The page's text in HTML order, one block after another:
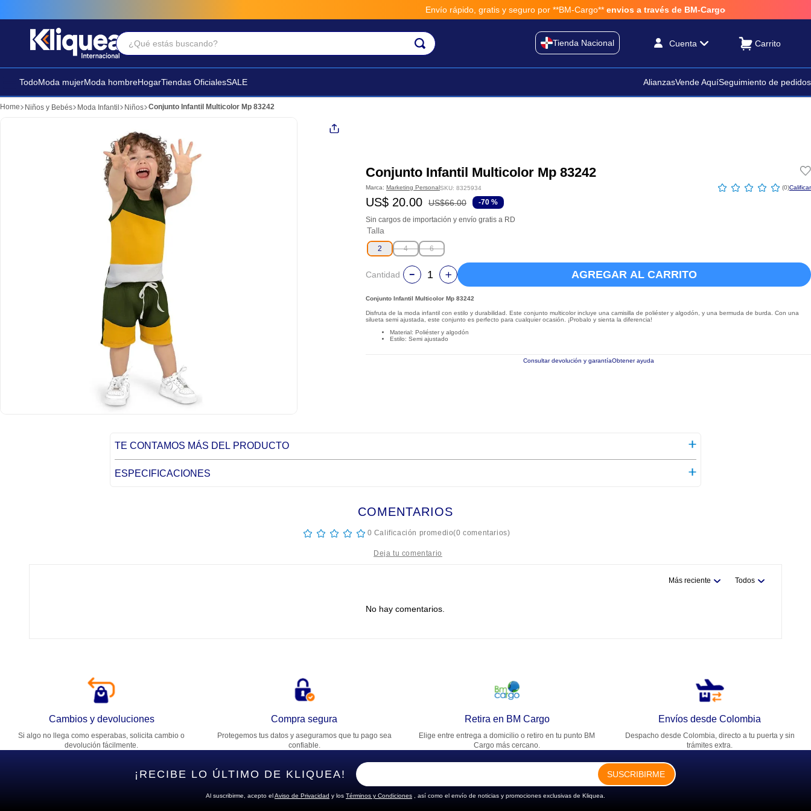
Envío rápido, gratis y seguro por **BM-Cargo** envios a través de BM-Cargo
¿Qué estás buscando?
Tienda Nacional Cuenta
TodoModa mujerModa hombreHogarTiendas OficialesSALE AlianzasVende AquíSeguimiento de pedidos
Niños y Bebés Moda Infantil Niños Conjunto Infantil Multicolor Mp 83242
Conjunto Infantil Multicolor Mp 83242
Marca: Marketing PersonalSKU: 8325934 ☆ ☆ ☆ ☆ ☆ (0)
US$ 20.00 US$66.00 -70 %
Sin cargos de importación y envío gratis a RD
Talla
2 4 6
Cantidad AGREGAR AL CARRITO
Conjunto Infantil Multicolor Mp 83242
Disfruta de la moda infantil con estilo y durabilidad. Este conjunto multicolor incluye una camisilla de poliéster y algodón, y una bermuda de burda. Con una
silueta semi ajustada, este conjunto es perfecto para cualquier ocasión. ¡Probalo y sienta la diferencia!
Material: Poliéster y algodón
Estilo: Semi ajustado
Consultar devolución y garantíaObtener ayuda
TE CONTAMOS MÁS DEL PRODUCTO
ESPECIFICACIONES
COMENTARIOS
☆ ☆ ☆ ☆ ☆ 0 Calificación promedio(0 comentarios)
Dirección de email
Escribe un comentario
Más reciente Todos
No hay comentarios.
Cambios y devoluciones
Si algo no llega como esperabas, solicita cambio o
devolución fácilmente.
Compra segura
Protegemos tus datos y aseguramos que tu pago sea
confiable.
Retira en BM Cargo
Elige entre entrega a domicilio o retiro en tu punto BM
Cargo más cercano.
Envíos desde Colombia
Despacho desde Colombia, directo a tu puerta y sin
trámites extra.
¡RECIBE LO ÚLTIMO DE KLIQUEA! SUSCRIBIRME
Al suscribirme, acepto elAviso de Privacidad y los Términos y Condiciones , así como el envío de noticias y promociones exclusivas de Kliquea.
Términos Más Buscados
2. sandalia